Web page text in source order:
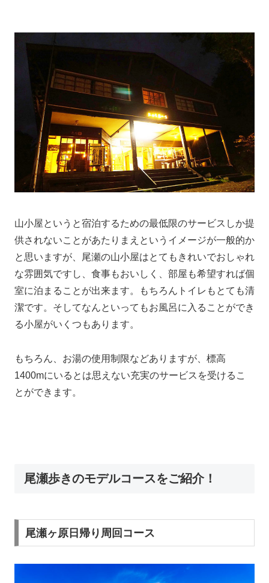
山小屋というと宿泊するための最低限のサービスしか提
供されないことがあたりまえというイメージが一般的か
と思いますが、尾瀬の山小屋はとてもきれいでおしゃれ
な雰囲気ですし、食事もおいしく、部屋も希望すれば個
室に泊まることが出来ます。もちろんトイレもとても清
潔です。そしてなんといってもお風呂に入ることができ
る小屋がいくつもあります。
もちろん、お湯の使用制限などありますが、標高
1400mにいるとは思えない充実のサービスを受けるこ
とができます。
尾瀬歩きのモデルコースをご紹介！
尾瀬ヶ原日帰り周回コース